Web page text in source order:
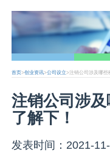
首页>创业资讯>公司设立>注销公司涉及哪些
注销公司涉
了解下！
发表时间：2021-